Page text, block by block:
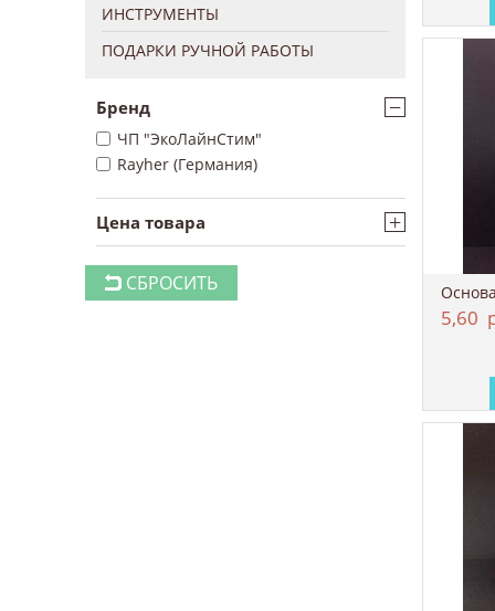
ИНСТРУМЕНТЫ
ПОДАРКИ РУЧНОЙ РАБОТЫ
Бренд −
ЧП "ЭкоЛайнСтим"
Rayher (Германия)
Цена товара +
СБРОСИТЬ
5,60